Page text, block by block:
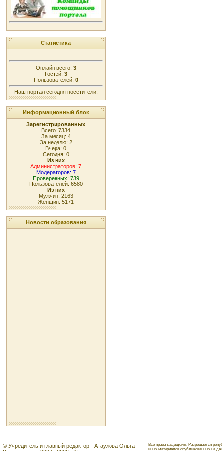
Статистика
Онлайн всего: 3
Гостей: 3
Пользователей: 0
Наш портал сегодня посетители:
Информационный блок
Зарегистрированных
Всего: 7334
За месяц: 4
За неделю: 2
Вчера: 0
Сегодня: 0
Из них
Администраторов: 7
Модераторов: 7
Проверенных: 739
Пользователей: 6580
Из них
Мужчин: 2163
Женщин: 5171
Новости образования
© Учредитель и главный редактор - Атаулова Ольга
Все права защищены. Разрешается
иных материалов опубликованных на